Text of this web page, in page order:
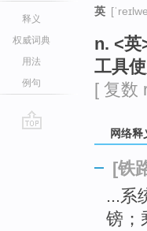
释义
权威词典
用法
例句
英
n. <英
工具
[ 复数
网络释
[铁
...系
镑；